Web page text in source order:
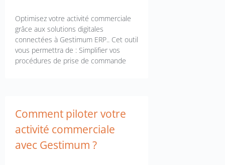
Optimisez votre activité commerciale
grâce aux solutions digitales
connectées à Gestimum ERP.. Cet outil
vous permettra de : Simplifier vos
procédures de prise de commande
Comment piloter votre
activité commerciale
avec Gestimum ?